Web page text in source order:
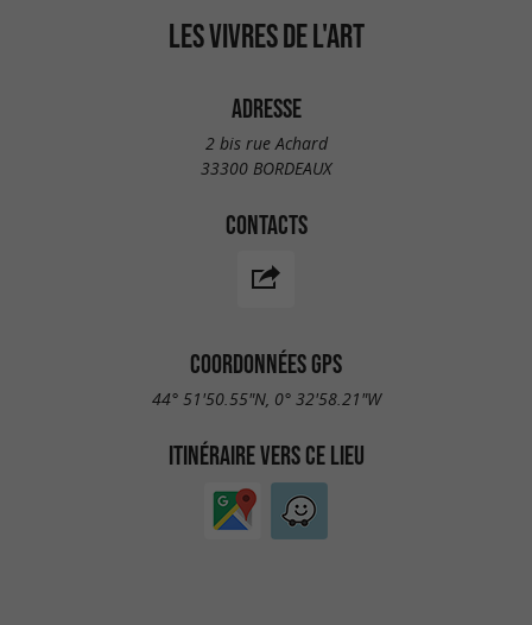
LES VIVRES DE L'ART
ADRESSE
2 bis rue Achard
33300 BORDEAUX
CONTACTS
COORDONNÉES GPS
44° 51'50.55"N, 0° 32'58.21"W
ITINÉRAIRE VERS CE LIEU